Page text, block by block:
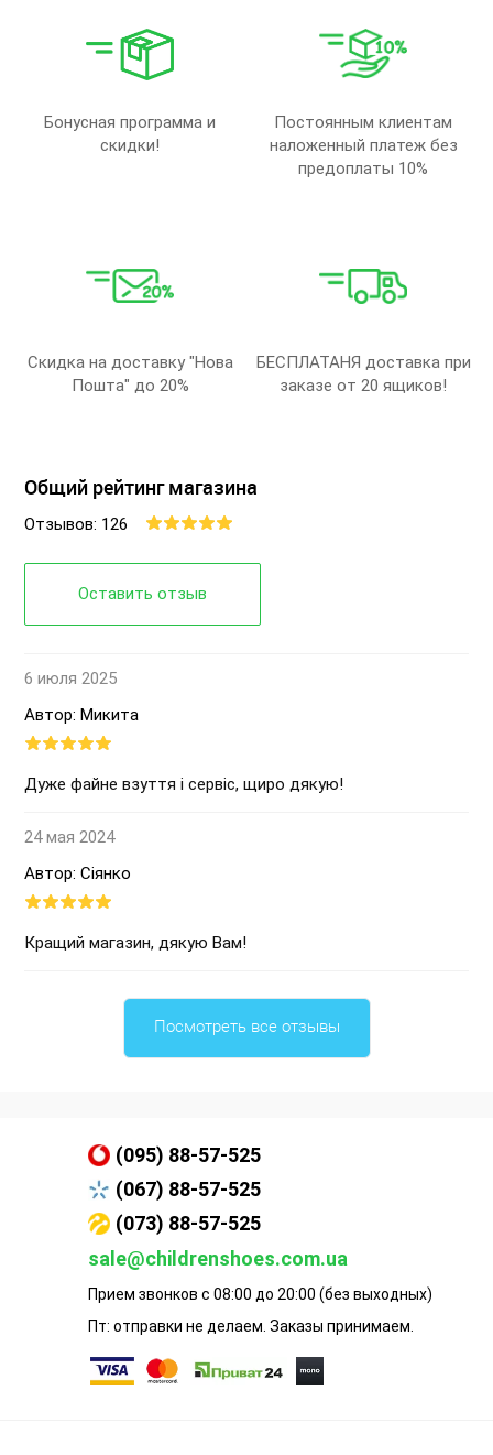
Бонусная программа и
скидки!
Постоянным клиентам
наложенный платеж без
предоплаты 10%
Скидка на доставку "Нова
Пошта" до 20%
БЕСПЛАТАНЯ доставка при
заказе от 20 ящиков!
Общий рейтинг магазина
Отзывов: 126
Оставить отзыв
6 июля 2025
Автор: Микита
Дуже файне взуття і сервіс, щиро дякую!
24 мая 2024
Автор: Сіянко
Кращий магазин, дякую Вам!
Посмотреть все отзывы
(095) 88-57-525
(067) 88-57-525
(073) 88-57-525
sale@childrenshoes.com.ua
Прием звонков с 08:00 до 20:00 (без выходных)
Пт: отправки не делаем. Заказы принимаем.